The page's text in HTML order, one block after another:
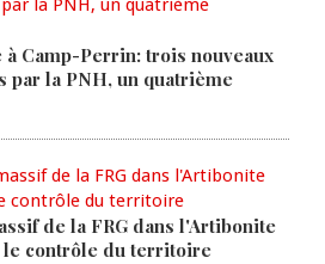
Camp-Perrin: trois nouveaux
par la PNH, un quatrième
de la FRG dans l'Artibonite
contrôle du territoire